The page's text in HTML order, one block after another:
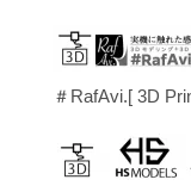
＃RafAvi.[ 3D